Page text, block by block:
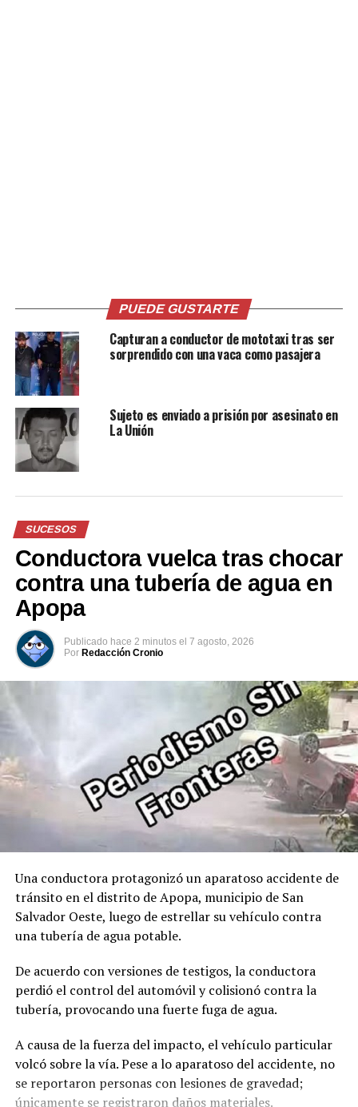
Muchos vecinos aprovecharon el circuito de autobuses
que la institución dispuso para su atención; como todos
los demás, este servicio fue gratuito.
Esta mañana, profesionales del Ministerio de Salud
atendieron consultas en medicina general,
oftalmología, pediatría, ginecología y otras
especialidades. Como el objetivo es brindar una atención
global, cada paciente recibe los medicamentos que el
personal médico receta. También hubo vacunación para
PUEDE GUSTARTE
Capturan a conductor de mototaxi tras ser
sorprendido con una vaca como pasajera
Sujeto es enviado a prisión por asesinato en
La Unión
SUCESOS
Conductora vuelca tras chocar
contra una tubería de agua en
Apopa
Publicado hace 2 minutos el 7 agosto, 2026
Por Redacción Cronio
Una conductora protagonizó un aparatoso accidente de
tránsito en el distrito de Apopa, municipio de San
Salvador Oeste, luego de estrellar su vehículo contra
una tubería de agua potable.
De acuerdo con versiones de testigos, la conductora
perdió el control del automóvil y colisionó contra la
tubería, provocando una fuerte fuga de agua.
A causa de la fuerza del impacto, el vehículo particular
volcó sobre la vía. Pese a lo aparatoso del accidente, no
se reportaron personas con lesiones de gravedad;
únicamente se registraron daños materiales.